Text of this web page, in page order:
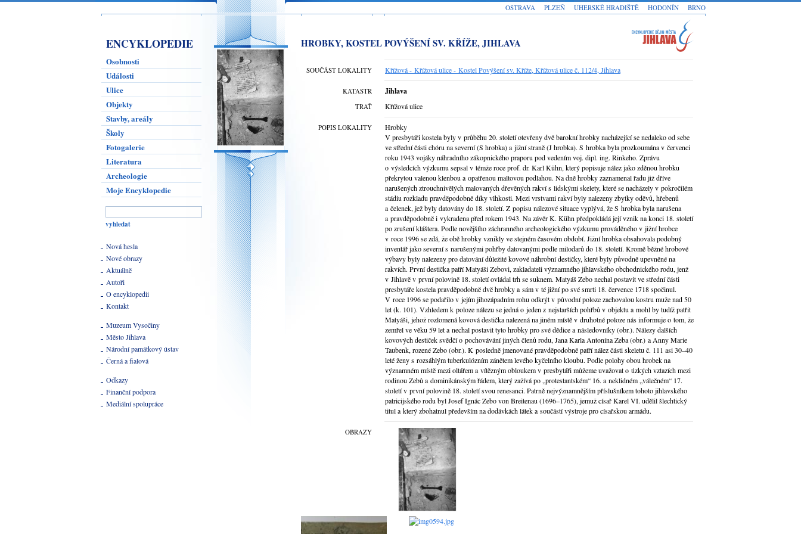
ENCYKLOPEDIE
Osobnosti
Události
Ulice
Objekty
Stavby, areály
Školy
Fotogalerie
Literatura
Archeologie
Moje Encyklopedie
Nová hesla
Nové obrazy
Aktuálně
Autoři
O encyklopedii
Kontakt
Muzeum Vysočiny
Město Jihlava
Národní památkový ústav
Černá a fialová
Odkazy
Finanční podpora
Mediální spolupráce
HROBKY, KOSTEL POVÝŠENÍ SV. KŘÍŽE, JIHLAVA
SOUČÁST LOKALITY Křížová - Křížová ulice - Kostel Povýšení sv. Kříže, Křížová ulice č. 112/4, Jihlava
KATASTR Jihlava
TRAŤ Křížová ulice
POPIS LOKALITY
Hrobky
V presbytáři kostela byly v průběhu 20. století otevřeny dvě barokní hrobky nacházející se nedaleko od sebe
ve střední části chóru na severní (S hrobka) a jižní straně (J hrobka). S hrobka byla prozkoumána v červenci
roku 1943 vojáky náhradního zákopnického praporu pod vedením voj. dipl. ing. Rinkeho. Zprávu
o výsledcích výzkumu sepsal v témže roce prof. dr. Karl Kühn, který popisuje nález jako zděnou hrobku
překrytou valenou klenbou a opatřenou maltovou podlahou. Na dně hrobky zaznamenal řadu již dříve
narušených ztrouchnivělých malovaných dřevěných rakví s lidskými skelety, které se nacházely v pokročilém
stádiu rozkladu pravděpodobně díky vlhkosti. Mezi vrstvami rakví byly nalezeny zbytky oděvů, hřebenů
a čelenek, jež byly datovány do 18. století. Z popisu nálezové situace vyplývá, že S hrobka byla narušena
a pravděpodobně i vykradena před rokem 1943. Na závěr K. Kühn předpokládá její vznik na konci 18. století
po zrušení kláštera. Podle novějšího záchranného archeologického výzkumu prováděného v jižní hrobce
v roce 1996 se zdá, že obě hrobky vznikly ve stejném časovém období. Jižní hrobka obsahovala podobný
inventář jako severní s narušenými pohřby datovanými podle milodarů do 18. století. Kromě běžné hrobové
výbavy byly nalezeny pro datování důležité kovové náhrobní destičky, které byly původně upevněné na
rakvích. První destička patří Matyáši Zebovi, zakladateli významného jihlavského obchodnického rodu, jenž
v Jihlavě v první polovině 18. století ovládal trh se suknem. Matyáš Zebo nechal postavit ve střední části
presbytáře kostela pravděpodobně dvě hrobky a sám v té jižní po své smrti 18. července 1718 spočinul.
V roce 1996 se podařilo v jejím jihozápadním rohu odkrýt v původní poloze zachovalou kostru muže nad 50
let (k. 101). Vzhledem k poloze nálezu se jedná o jeden z nejstarších pohřbů v objektu a mohl by tudíž patřit
Matyáši, jehož rozlomená kovová destička nalezená na jiném místě v druhotné poloze nás informuje o tom, že
zemřel ve věku 59 let a nechal postavit tyto hrobky pro své dědice a následovníky (obr.). Nálezy dalších
kovových destiček svědčí o pochovávání jiných členů rodu, Jana Karla Antonína Zeba (obr.) a Anny Marie
Taubenk, rozené Zebo (obr.). K posledně jmenované pravděpodobně patří nález části skeletu č. 111 asi 30–40
leté ženy s rozsáhlým tuberkulózním zánětem levého kyčelního kloubu. Podle polohy obou hrobek na
významném místě mezi oltářem a vítězným obloukem v presbytáři můžeme uvažovat o úzkých vztazích mezi
rodinou Zebů a dominikánským řádem, který zažívá po „protestantském“ 16. a neklidném „válečném“ 17.
století v první polovině 18. století svou renesanci. Patrně nejvýznamnějším příslušníkem tohoto jihlavského
patricijského rodu byl Josef Ignác Zebo von Breitenau (1696–1765), jemuž císař Karel VI. udělil šlechtický
titul a který zbohatnul především na dodávkách látek a součástí výstroje pro císařskou armádu.
OBRAZY
BRNO
HODONÍN
UHERSKÉ HRADIŠTĚ
PLZEŇ
OSTRAVA